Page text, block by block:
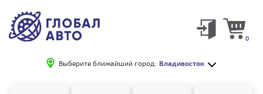
Выберите ближайший город: Владивосток
0